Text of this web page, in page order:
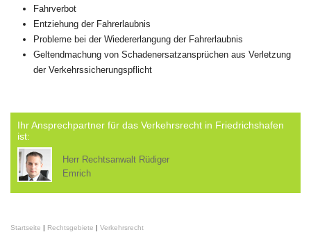
Fahrverbot
Entziehung der Fahrerlaubnis
Probleme bei der Wiedererlangung der Fahrerlaubnis
Geltendmachung von Schadenersatzansprüchen aus Verletzung
der Verkehrssicherungspflicht
Ihr Ansprechpartner für das Verkehrsrecht in Friedrichshafen
ist:
Herr Rechtsanwalt Rüdiger
Emrich
Startseite | Rechtsgebiete | Verkehrsrecht